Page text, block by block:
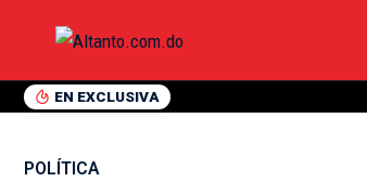
EN EXCLUSIVA
POLÍTICA